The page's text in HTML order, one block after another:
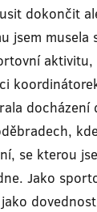
dokončit
jsem
aktivitu,
docházení
se kterou
Jako